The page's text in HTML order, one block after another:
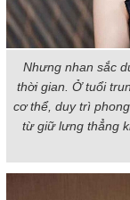
Nhưng nhan sắc
thời gian. Ở tuổi
cơ thể, duy trì
từ giữ lưng thẳng